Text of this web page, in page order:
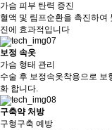
가슴 피부 탄력 증진
혈액 및 림프순환을 촉진하여
진에 효과적입니다
보정 속옷
가슴 형태 관리
수술 후 보정속옷착용으로 보
화 합니다.
구축약 처방
구형구축 예방